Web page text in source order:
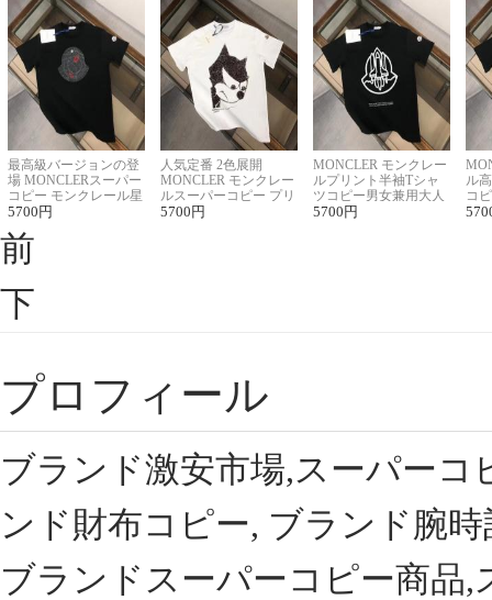
最高級バージョンの登
場 MONCLERスーパー
コピー モンクレール星
座半袖Tシャツ
5700 円
人気定番 2色展開
MONCLER モンクレー
ルスーパーコピー プリ
ント半袖Tシャツ
5700 円
MONCLER モンクレー
ルプリント半袖Tシャ
ツコピー男女兼用大人
可愛い春夏コーデ
5700 円
ル
コ
ィ
前
下
プロフィール
ブランド激安市場,スーパー
ンド財布コピー, ブランド腕
ブランドスーパーコピー商品